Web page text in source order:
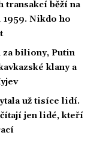
transakcí běží na
Nikdo ho
za biliony, Putin
klany a
už tisíce lidí.
jen lidé, kteří